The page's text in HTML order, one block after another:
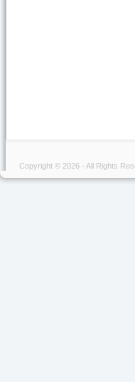
Copyright © 2026 - All Rights